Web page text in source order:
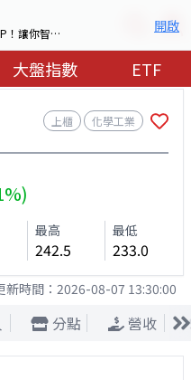
張林忠獨家研發Smart選股APP！讓你智慧看盤選出好股票 開啟
大盤指數 ETF
上櫃 化學工業
最高
242.5
最低
233.0
新時間： 2026-08-07 13:30:00
分點 營收